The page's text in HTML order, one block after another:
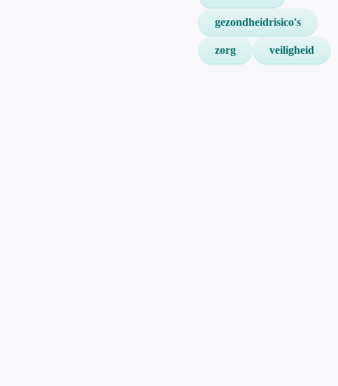
gezondheidrisico's
zorg veiligheid